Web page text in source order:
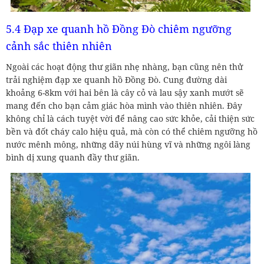
5.4 Đạp xe quanh hồ Đồng Đò chiêm ngưỡng
cảnh sắc thiên nhiên
Ngoài các hoạt động thư giãn nhẹ nhàng, bạn cũng nên thử
trải nghiệm đạp xe quanh hồ Đồng Đò. Cung đường dài
khoảng 6-8km với hai bên là cây cỏ và lau sậy xanh mướt sẽ
mang đến cho bạn cảm giác hòa mình vào thiên nhiên. Đây
không chỉ là cách tuyệt vời để nâng cao sức khỏe, cải thiện sức
bền và đốt cháy calo hiệu quả, mà còn có thể chiêm ngưỡng hồ
nước mênh mông, những dãy núi hùng vĩ và những ngôi làng
bình dị xung quanh đầy thư giãn.